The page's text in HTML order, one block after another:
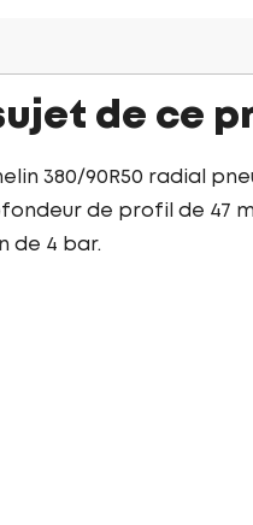
de ce
380/90R50 radial
de profil de 47
de 4 bar.